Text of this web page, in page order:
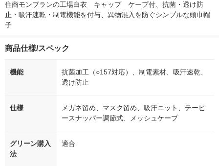
住商モンブランの工場白衣　キャップ　ケープ付、抗菌・透け防
止・吸汗速乾・制電機能を付与、異物混入を防ぐシンプルな頭巾帽
子
商品仕様/スペック
機能
抗菌加工（○157対応）、制電素材、吸汗速乾、
透け防止
仕様
メガネ留め、マスク留め、吸汗ニット、テーピ
ースナッパー調節式、メッシュケープ
グリーン購入
法
適合